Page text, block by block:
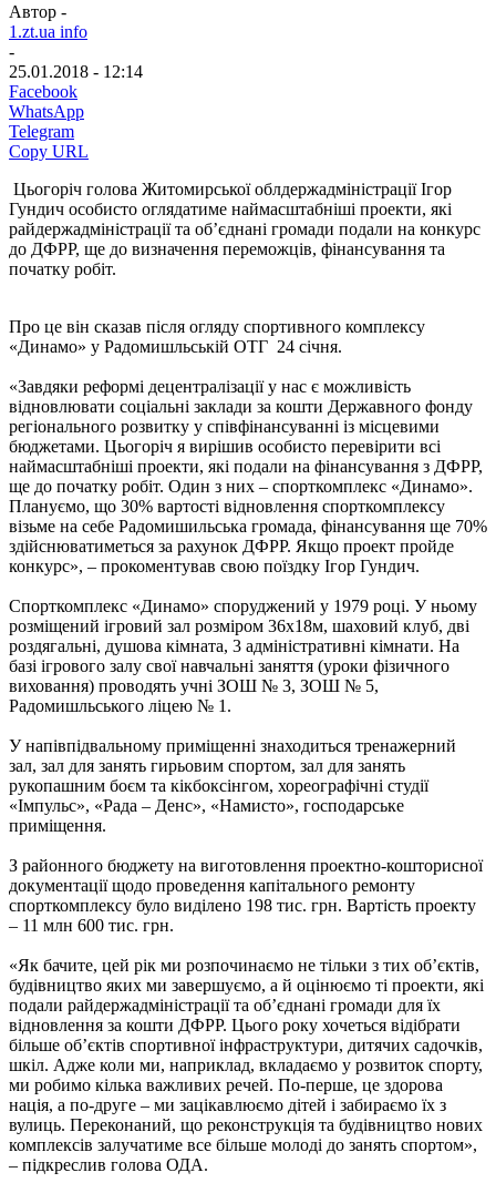
Автор -
1.zt.ua info
-
25.01.2018 - 12:14
Facebook
WhatsApp
Telegram
Copy URL
Цьогоріч голова Житомирської облдержадміністрації Ігор
Гундич особисто оглядатиме наймасштабніші проекти, які
райдержадміністрації та об’єднані громади подали на конкурс
до ДФРР, ще до визначення переможців, фінансування та
початку робіт.
Про це він сказав після огляду спортивного комплексу
«Динамо» у Радомишльській ОТГ 24 січня.
«Завдяки реформі децентралізації у нас є можливість
відновлювати соціальні заклади за кошти Державного фонду
регіонального розвитку у співфінансуванні із місцевими
бюджетами. Цьогоріч я вирішив особисто перевірити всі
наймасштабніші проекти, які подали на фінансування з ДФРР,
ще до початку робіт. Один з них – спорткомплекс «Динамо».
Плануємо, що 30% вартості відновлення спорткомплексу
візьме на себе Радомишильська громада, фінансування ще 70%
здійснюватиметься за рахунок ДФРР. Якщо проект пройде
конкурс», – прокоментував свою поїздку Ігор Гундич.
Спорткомплекс «Динамо» споруджений у 1979 році. У ньому
розміщений ігровий зал розміром 36х18м, шаховий клуб, дві
роздягальні, душова кімната, 3 адміністративні кімнати. На
базі ігрового залу свої навчальні заняття (уроки фізичного
виховання) проводять учні ЗОШ № 3, ЗОШ № 5,
Радомишльського ліцею № 1.
У напівпідвальному приміщенні знаходиться тренажерний
зал, зал для занять гирьовим спортом, зал для занять
рукопашним боєм та кікбоксінгом, хореографічні студії
«Імпульс», «Рада – Денс», «Намисто», господарське
приміщення.
З районного бюджету на виготовлення проектно-кошторисної
документації щодо проведення капітального ремонту
спорткомплексу було виділено 198 тис. грн. Вартість проекту
– 11 млн 600 тис. грн.
«Як бачите, цей рік ми розпочинаємо не тільки з тих об’єктів,
будівництво яких ми завершуємо, а й оцінюємо ті проекти, які
подали райдержадміністрації та об’єднані громади для їх
відновлення за кошти ДФРР. Цього року хочеться відібрати
більше об’єктів спортивної інфраструктури, дитячих садочків,
шкіл. Адже коли ми, наприклад, вкладаємо у розвиток спорту,
ми робимо кілька важливих речей. По-перше, це здорова
нація, а по-друге – ми зацікавлюємо дітей і забираємо їх з
вулиць. Переконаний, що реконструкція та будівництво нових
комплексів залучатиме все більше молоді до занять спортом»,
– підкреслив голова ОДА.